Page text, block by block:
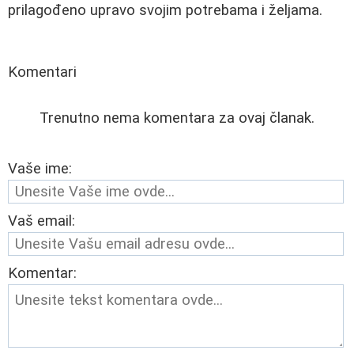
prilagođeno upravo svojim potrebama i željama.
Komentari
Trenutno nema komentara za ovaj članak.
Vaše ime:
Vaš email:
Komentar: